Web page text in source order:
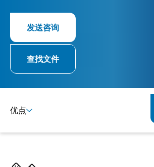
发送咨询
查找文件
优点